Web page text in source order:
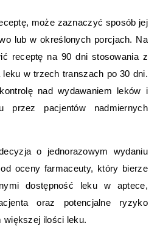
może zaznaczyć sposób jej
lub w określonych porcjach. Na
receptę na 90 dni stosowania z
w trzech transzach po 30 dni.
nad wydawaniem leków i
przez pacjentów nadmiernych
o jednorazowym wydaniu
oceny farmaceuty, który bierze
dostępność leku w aptece,
oraz potencjalne ryzyko
większej ilości leku.